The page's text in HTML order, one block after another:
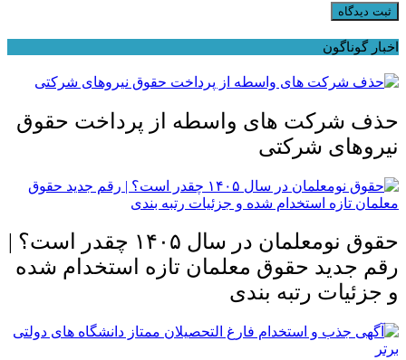
ثبت دیدگاه
اخبار گوناگون
حذف شرکت های واسطه از پرداخت حقوق
نیروهای شرکتی
حقوق نومعلمان در سال ۱۴۰۵ چقدر است؟ |
رقم جدید حقوق معلمان تازه استخدام شده
و جزئیات رتبه بندی